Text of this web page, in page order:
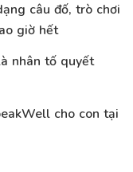
câu đố, trò chơi
giờ hết
nhân tố quyết
cho con tại